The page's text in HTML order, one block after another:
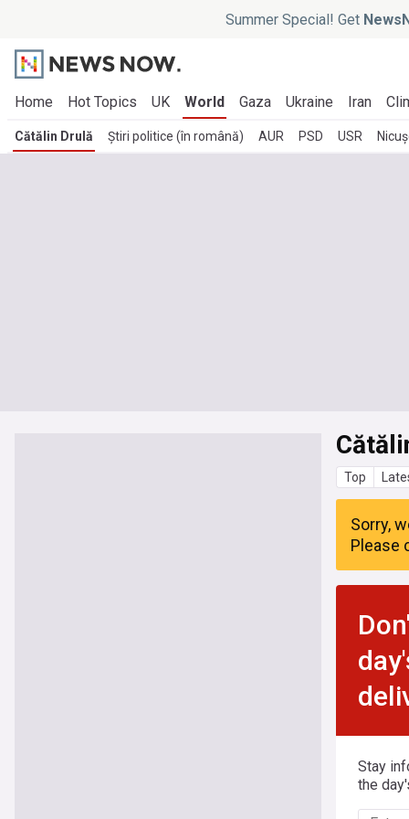
Summer Special! Get
Home Hot Topics UK World Gaza Ukraine Iran
Cătălin Drulă Știri politice (în română) AUR PSD USR
Top
Sorry,
Please
Stay
the